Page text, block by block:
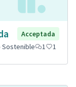
Acceptada
Sostenible 1 1